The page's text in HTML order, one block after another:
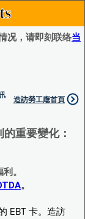
况，请即刻联络当
造訪勞工廰首頁
重要變化：
。
。
EBT 卡。造訪